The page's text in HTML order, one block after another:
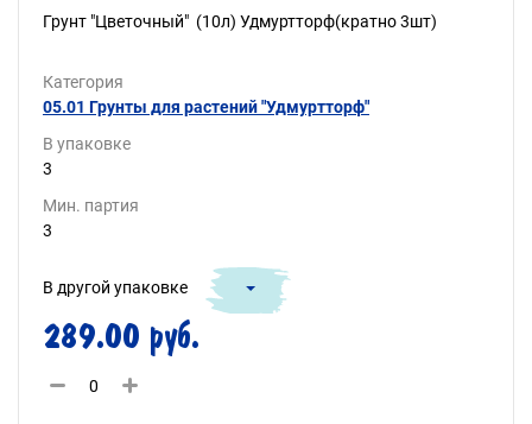
Грунт "Цветочный" (10л) Удмуртторф(кратно 3шт)
Категория
05.01 Грунты для растений "Удмуртторф"
В упаковке
3
Мин. партия
3
В другой упаковке
289.00 руб.